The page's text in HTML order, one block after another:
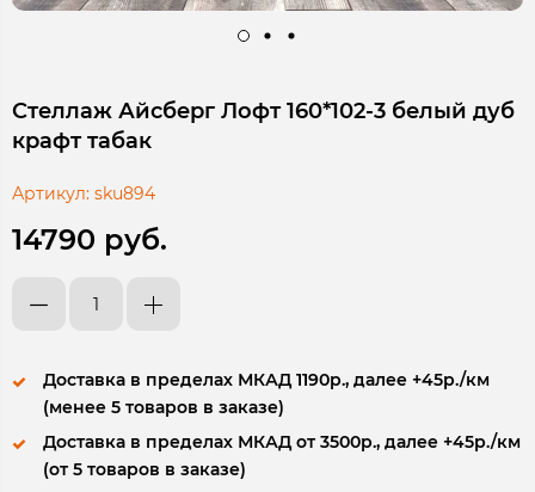
Стеллаж Айсберг Лофт 160*102-3 белый дуб
крафт табак
Артикул: sku894
14790 руб.
Доставка в пределах МКАД 1190р., далее +45р./км
(менее 5 товаров в заказе)
Доставка в пределах МКАД от 3500р., далее +45р./км
(от 5 товаров в заказе)